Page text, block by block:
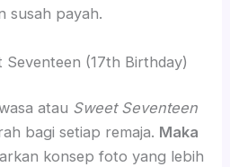
susah payah.
Seventeen (17th Birthday)
atau Sweet Seventeen
bagi setiap remaja. Maka
konsep foto yang lebih